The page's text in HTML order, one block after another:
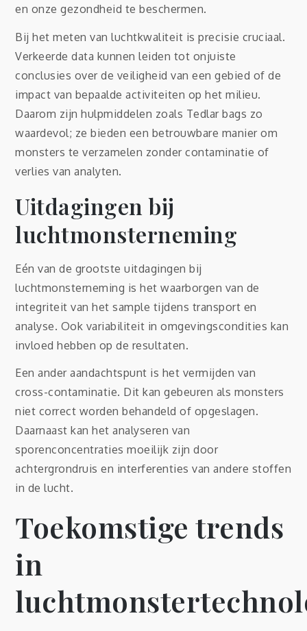
en onze gezondheid te beschermen.
Bij het meten van luchtkwaliteit is precisie cruciaal.
Verkeerde data kunnen leiden tot onjuiste
conclusies over de veiligheid van een gebied of de
impact van bepaalde activiteiten op het milieu.
Daarom zijn hulpmiddelen zoals Tedlar bags zo
waardevol; ze bieden een betrouwbare manier om
monsters te verzamelen zonder contaminatie of
verlies van analyten.
Uitdagingen bij
luchtmonsterneming
Eén van de grootste uitdagingen bij
luchtmonsterneming is het waarborgen van de
integriteit van het sample tijdens transport en
analyse. Ook variabiliteit in omgevingscondities kan
invloed hebben op de resultaten.
Een ander aandachtspunt is het vermijden van
cross-contaminatie. Dit kan gebeuren als monsters
niet correct worden behandeld of opgeslagen.
Daarnaast kan het analyseren van
sporenconcentraties moeilijk zijn door
achtergrondruis en interferenties van andere stoffen
in de lucht.
Toekomstige trends
in